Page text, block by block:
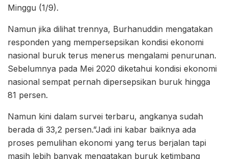
Minggu (1/9).
Namun jika dilihat trennya, Burhanuddin mengatakan
responden yang mempersepsikan kondisi ekonomi
nasional buruk terus menerus mengalami penurunan.
Sebelumnya pada Mei 2020 diketahui kondisi ekonomi
nasional sempat pernah dipersepsikan buruk hingga
81 persen.
Namun kini dalam survei terbaru, angkanya sudah
berada di 33,2 persen.”Jadi ini kabar baiknya ada
proses pemulihan ekonomi yang terus berjalan tapi
masih lebih banyak mengatakan buruk ketimbang